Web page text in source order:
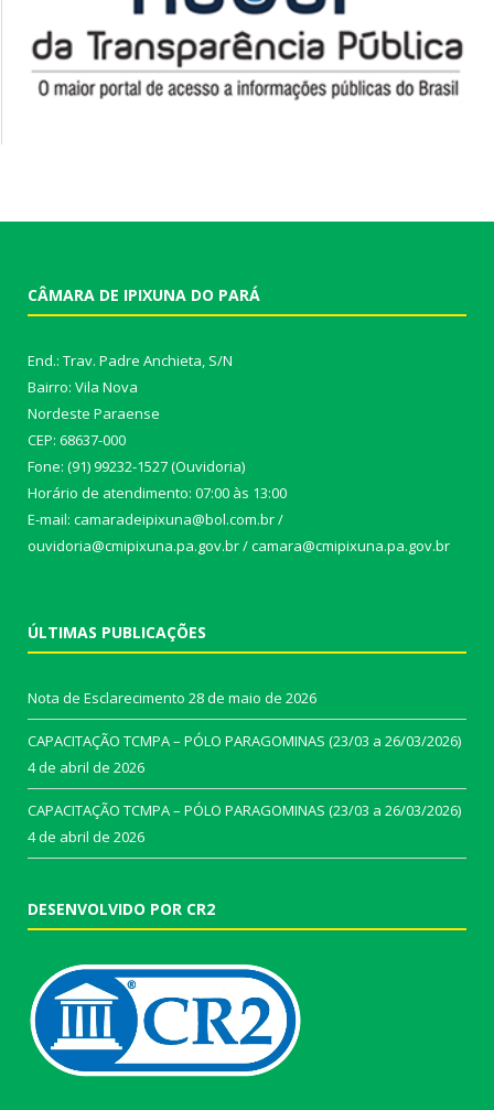
CÂMARA DE IPIXUNA DO PARÁ
End.: Trav. Padre Anchieta, S/N
Bairro: Vila Nova
Nordeste Paraense
CEP: 68637-000
Fone: (91) 99232-1527 (Ouvidoria)
Horário de atendimento: 07:00 às 13:00
E-mail: camaradeipixuna@bol.com.br /
ouvidoria@cmipixuna.pa.gov.br / camara@cmipixuna.pa.gov.br
ÚLTIMAS PUBLICAÇÕES
Nota de Esclarecimento 28 de maio de 2026
CAPACITAÇÃO TCMPA – PÓLO PARAGOMINAS (23/03 a 26/03/2026)
4 de abril de 2026
CAPACITAÇÃO TCMPA – PÓLO PARAGOMINAS (23/03 a 26/03/2026)
4 de abril de 2026
DESENVOLVIDO POR CR2